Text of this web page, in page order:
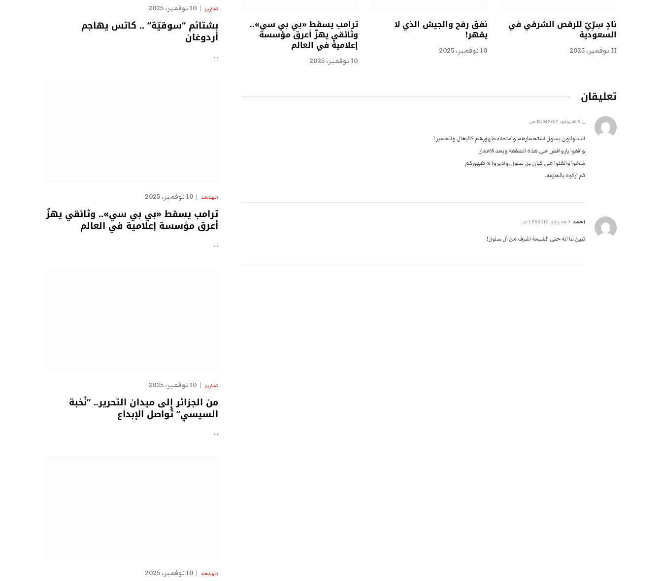
نادٍ سِرِّيّ للرقص الشرقي في
السعودية
11 نوفمبر، 2025
نفق رفح والجيش الذي لا
يقهر!
10 نوفمبر، 2025
ترامب يسقط «بي بي سي»..
وثائقي يهزّ أعرق مؤسسة
إعلامية في العالم
10 نوفمبر، 2025
تعليقان
_ 9 يوليو، 2017 12:34 ص
السلوليون يسهل استحمارهم وامتطاء ظهورهم كالبغال والحمير !
وافقوا ياروافض على هذه الصفقه وبعد الاعمار
شخوا واتفلوا على كيان بن سلول,واديروا له ظهوركم
ثم اركوه بالجزمه.
احمد 9 يوليو، 2017 1:53 ص
تبين لنا انه حتى الشيعة اشرف من آل سلول!
تقارير 10 نوفمبر، 2025
بشتائم “سوقيّة” .. كاتس يهاجم
أردوغان
…
الهدهد 10 نوفمبر، 2025
ترامب يسقط «بي بي سي».. وثائقي يهزّ
أعرق مؤسسة إعلامية في العالم
…
تقارير 10 نوفمبر، 2025
من الجزائر إلى ميدان التحرير.. “نُخبة
السيسي” تُواصل الإبداع
…
الهدهد 10 نوفمبر، 2025